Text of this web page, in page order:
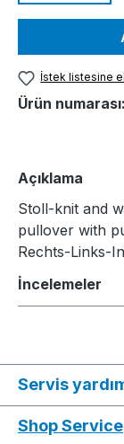
İstek listesine
Ürün numarası:
Açıklama
Stoll-knit and
pullover with
Rechts-Links-
İncelemeler
Servis
Shop Service